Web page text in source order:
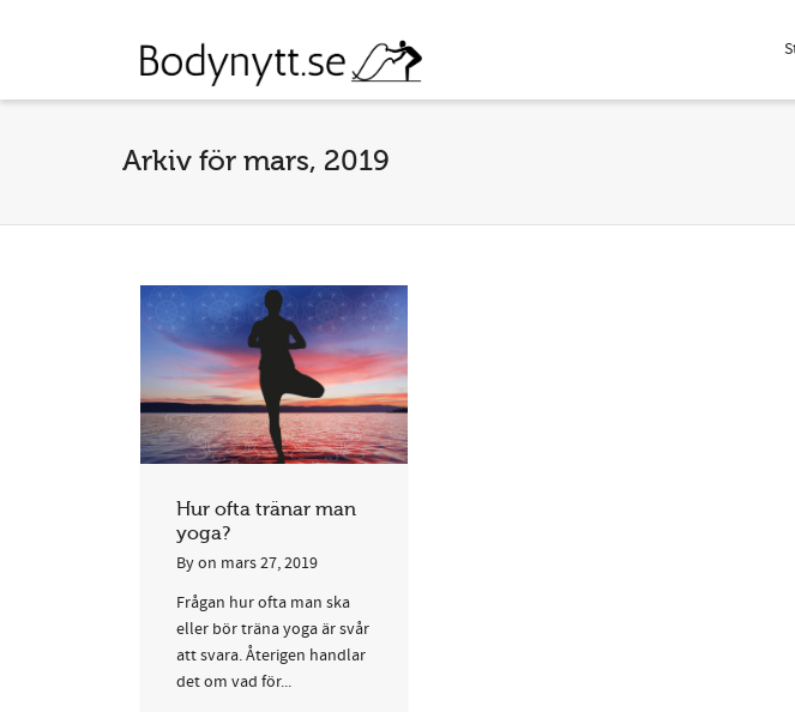
Arkiv för mars, 2019
Hur ofta tränar man
yoga?
Byon mars 27, 2019
Frågan hur ofta man ska
eller bör träna yoga är svår
att svara. Återigen handlar
det om vad för...